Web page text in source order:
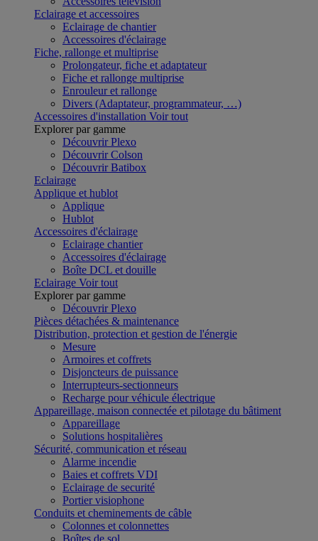
Eclairage et accessoires
Eclairage de chantier
Accessoires d'éclairage
Fiche, rallonge et multiprise
Prolongateur, fiche et adaptateur
Fiche et rallonge multiprise
Enrouleur et rallonge
Divers (Adaptateur, programmateur, …)
Accessoires d'installation Voir tout
Explorer par gamme
Découvrir Plexo
Découvrir Colson
Découvrir Batibox
Eclairage
Applique et hublot
Applique
Hublot
Accessoires d'éclairage
Eclairage chantier
Accessoires d'éclairage
Boîte DCL et douille
Eclairage Voir tout
Explorer par gamme
Découvrir Plexo
Pièces détachées & maintenance
Distribution, protection et gestion de l'énergie
Mesure
Armoires et coffrets
Disjoncteurs de puissance
Interrupteurs-sectionneurs
Recharge pour véhicule électrique
Appareillage, maison connectée et pilotage du bâtiment
Appareillage
Solutions hospitalières
Sécurité, communication et réseau
Alarme incendie
Baies et coffrets VDI
Eclairage de securité
Portier visiophone
Conduits et cheminements de câble
Colonnes et colonnettes
Boîtes de sol